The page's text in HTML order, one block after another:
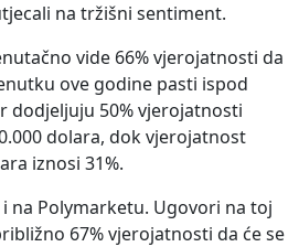
na tržišni sentiment.
vide 66% vjerojatnosti da
ove godine pasti ispod
dodjeljuju 50% vjerojatnosti
dolara, dok vjerojatnost
iznosi 31%.
na Polymarketu. Ugovori na toj
67% vjerojatnosti da će se